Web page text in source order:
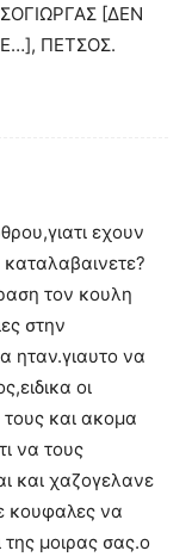
[ΔΕΝ
ΠΕΤΣΟΣ.
εχουν
καταλαβαινετε?
τον κουλη
στην
ηταν.γιαυτο να
οι
και ακομα
να τους
και χαζογελανε
κουφαλες να
της μοιρας σας.ο